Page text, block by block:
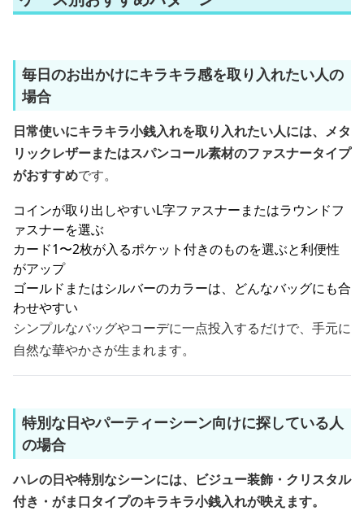
毎日のお出かけにキラキラ感を取り入れたい人の
場合
日常使いにキラキラ小銭入れを取り入れたい人には、メタ
リックレザーまたはスパンコール素材のファスナータイプ
がおすすめです。
コインが取り出しやすいL字ファスナーまたはラウンドフ
ァスナーを選ぶ
カード1〜2枚が入るポケット付きのものを選ぶと利便性
がアップ
ゴールドまたはシルバーのカラーは、どんなバッグにも合
わせやすい
シンプルなバッグやコーデに一点投入するだけで、手元に
自然な華やかさが生まれます。
特別な日やパーティーシーン向けに探している人
の場合
ハレの日や特別なシーンには、ビジュー装飾・クリスタル
付き・がま口タイプのキラキラ小銭入れが映えます。